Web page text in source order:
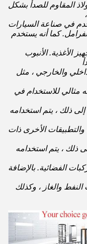
المقاوم للصدأ بشكل
في صناعة السيارات
كما أنه يستخدم
الأغذية. الأنبوب
والخارجي ، مثل
مثالي للاستخدام في
إلى ذلك ، يتم استخدامه
الأخرى ذات
ذلك ، يتم استخدامه
الفضائية. بالإضافة
والغاز ، وكذلك